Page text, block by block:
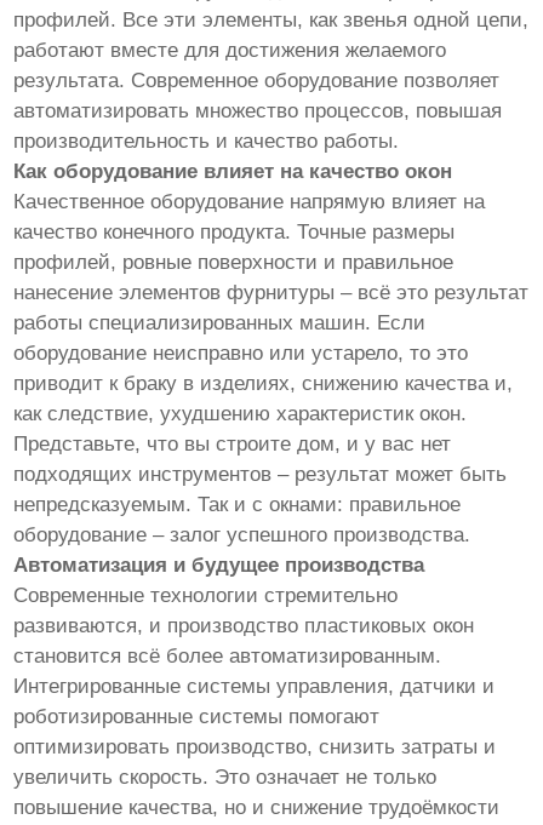
профилей. Все эти элементы, как звенья одной цепи,
работают вместе для достижения желаемого
результата. Современное оборудование позволяет
автоматизировать множество процессов, повышая
производительность и качество работы.
Как оборудование влияет на качество окон
Качественное оборудование напрямую влияет на
качество конечного продукта. Точные размеры
профилей, ровные поверхности и правильное
нанесение элементов фурнитуры – всё это результат
работы специализированных машин. Если
оборудование неисправно или устарело, то это
приводит к браку в изделиях, снижению качества и,
как следствие, ухудшению характеристик окон.
Представьте, что вы строите дом, и у вас нет
подходящих инструментов – результат может быть
непредсказуемым. Так и с окнами: правильное
оборудование – залог успешного производства.
Автоматизация и будущее производства
Современные технологии стремительно
развиваются, и производство пластиковых окон
становится всё более автоматизированным.
Интегрированные системы управления, датчики и
роботизированные системы помогают
оптимизировать производство, снизить затраты и
увеличить скорость. Это означает не только
повышение качества, но и снижение трудоёмкости